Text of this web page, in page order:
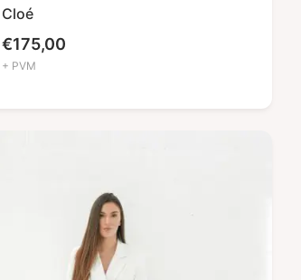
Cloé
€175,00
+ PVM